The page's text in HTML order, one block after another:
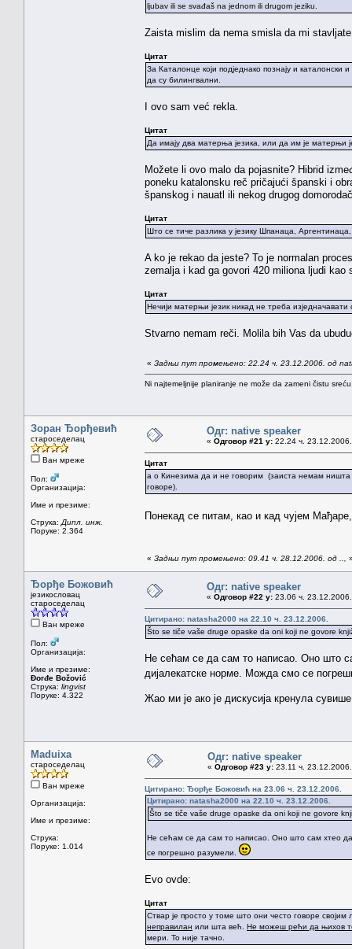
ljubav ili se svađaš na jednom ili drugom jeziku.
Zaista mislim da nema smisla da mi
Цитат
За Каталонце који подједнако познају и
да су билингвални.
I ovo sam već rekla.
Цитат
Да имају два матерња језика, или да им је матерњи
Možete li ovo malo da pojasnite? Hibrid
poneku katalonsku reč pričajući španski i
španskog i nauatl ili nekog drugog
Цитат
Што се тиче разлика у језику Шпанаца,
A ko je rekao da jeste? To je normalan
zemalja i kad ga govori 420 miliona ljudi kao
Цитат
Нечији матерњи језик никад не треба
Stvarno nemam reči. Molila bih Vas da
« Задњи пут промењено: 22.24 ч. 23.12.2006. од
Ni najtemeljnije planiranje ne može da zameni čistu
Зоран Ђорђевић
староседелац
Ван мреже
Пол:
Организација:
Име и презиме:
Струка: Дипл. инж.
Поруке: 2.364
Одг: native speaker
« Одговор #21 у: 22.24 ч.
Цитат
а о Кинезима да и не говорим (заиста немам
говоре).
Понекад се питам, као и кад чујем
« Задњи пут промењено: 09.41 ч. 28.12.2006. од ..,
Ђорђе Божовић
језикословац
староседелац
Ван мреже
Пол:
Организација:
Име и презиме:
Đorđe Božović
Струка: lingvist
Поруке: 4.322
Одг: native speaker
« Одговор #22 у: 23.06 ч.
Цитирано: natasha2000 на 22.10 ч. 23.12.2006.
Što se tiče vaše druge opaske da oni koji ne govore
Не сећам се да сам то написао. Оно што
дијалекатске норме. Можда смо се
Жао ми је ако је дискусија кренула
Maduixa
староседелац
Ван мреже
Организација:
Име и презиме:
Струка:
Поруке: 1.014
Одг: native speaker
« Одговор #23 у: 23.11 ч.
Цитирано: Ђорђе Божовић на 23.06 ч. 23.12.2006.
Цитирано: natasha2000 на 22.10 ч. 23.12.2006.
Što se tiče vaše druge opaske da oni koji ne govore
Не сећам се да сам то написао. Оно што сам хтео да
се погрешно разумели.
Evo ovde:
Цитат
Ствар је просто у томе што они често говоре
неправилан или шта већ. Не можеш рећи да њихов
мери. То није тачно.